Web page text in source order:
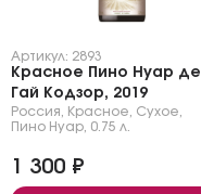
Артикул: 2893
Красное Пино Нуар де
Гай Кодзор, 2019
Россия Красное Сухое
Пино Нуар 0.75 л.
1 300 ₽